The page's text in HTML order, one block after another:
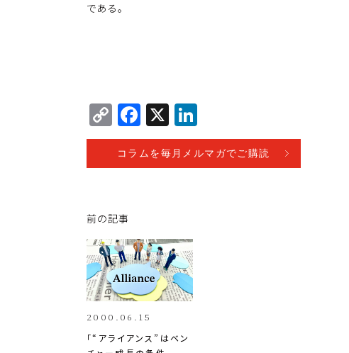
である。
C
o
p
Li
n
k
F
a
c
o
k
X
n
k
コラムを毎月メルマガでご購読
前の記事
2000.06.15
「“アライアンス”はベン